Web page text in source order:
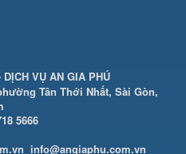
VỤ AN GIA PHÚ
Tân Thới Nhất, Sài Gòn,
5666
info@angiaphu.com.vn